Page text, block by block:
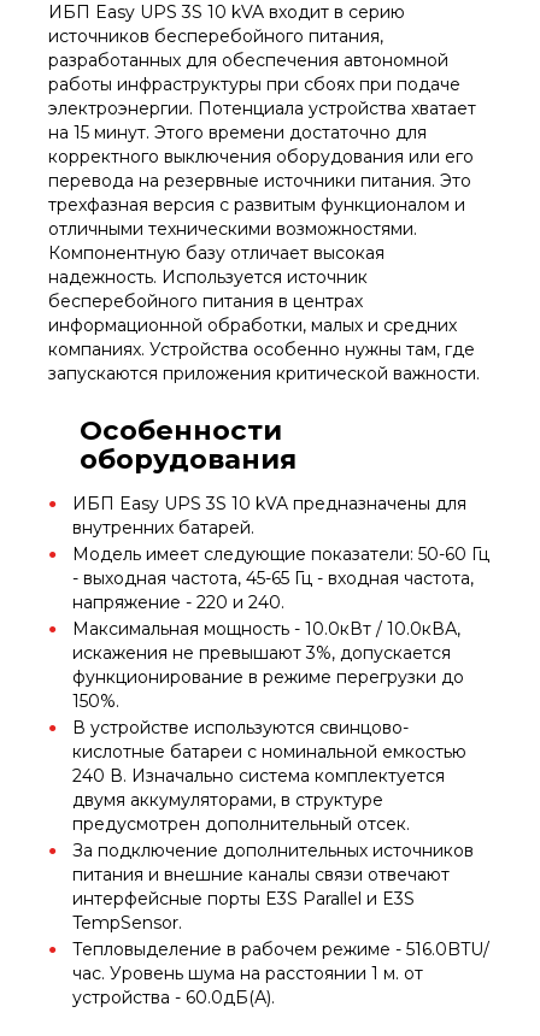
ИБП Easy UPS 3S 10 kVA входит в серию
источников бесперебойного питания,
разработанных для обеспечения автономной
работы инфраструктуры при сбоях при подаче
электроэнергии. Потенциала устройства хватает
на 15 минут. Этого времени достаточно для
корректного выключения оборудования или его
перевода на резервные источники питания. Это
трехфазная версия с развитым функционалом и
отличными техническими возможностями.
Компонентную базу отличает высокая
надежность. Используется источник
бесперебойного питания в центрах
информационной обработки, малых и средних
компаниях. Устройства особенно нужны там, где
запускаются приложения критической важности.
Особенности
оборудования
ИБП Easy UPS 3S 10 kVA предназначены для
внутренних батарей.
Модель имеет следующие показатели: 50-60 Гц
- выходная частота, 45-65 Гц - входная частота,
напряжение - 220 и 240.
Максимальная мощность - 10.0кВт / 10.0кВА,
искажения не превышают 3%, допускается
функционирование в режиме перегрузки до
150%.
В устройстве используются свинцово-
кислотные батареи с номинальной емкостью
240 В. Изначально система комплектуется
двумя аккумуляторами, в структуре
предусмотрен дополнительный отсек.
За подключение дополнительных источников
питания и внешние каналы связи отвечают
интерфейсные порты E3S Parallel и E3S
TempSensor.
Тепловыделение в рабочем режиме - 516.0BTU/
час. Уровень шума на расстоянии 1 м. от
устройства - 60.0дБ(А).